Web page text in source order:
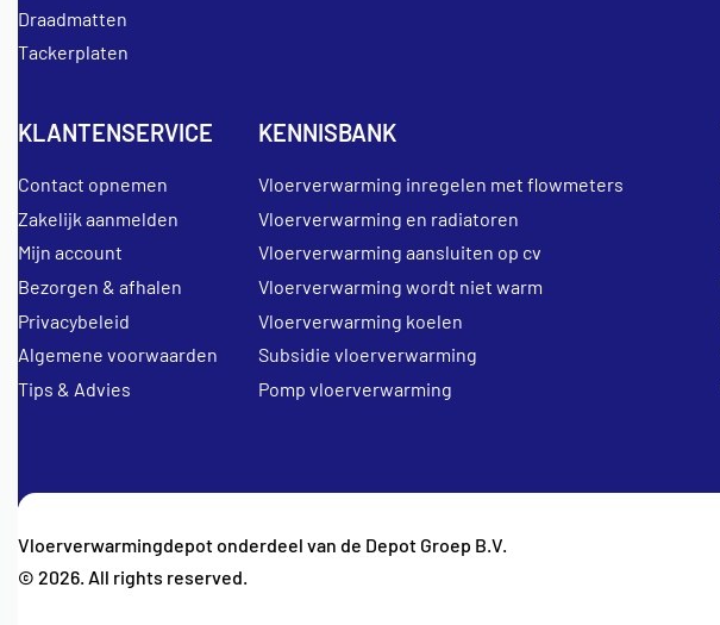
Draadmatten
Tackerplaten
KLANTENSERVICE
Contact opnemen
Zakelijk aanmelden
Mijn account
Bezorgen & afhalen
Privacybeleid
Algemene voorwaarden
Tips & Advies
KENNISBANK
Vloerverwarming inregelen met flowmeters
Vloerverwarming en radiatoren
Vloerverwarming aansluiten op cv
Vloerverwarming wordt niet warm
Vloerverwarming koelen
Subsidie vloerverwarming
Pomp vloerverwarming
Vloerverwarmingdepot onderdeel van de Depot Groep B.V.
© 2026. All rights reserved.